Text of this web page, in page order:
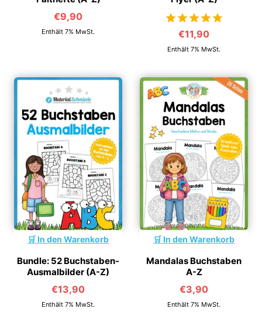
€9,90
Enthält 7% MwSt.
von 5
€11,90
Enthält 7% MwSt.
In den Warenkorb
Bundle: 52 Buchstaben-
Ausmalbilder (A-Z)
€13,90
Enthält 7% MwSt.
In den Warenkorb
Mandalas Buchstaben
A-Z
€3,90
Enthält 7% MwSt.